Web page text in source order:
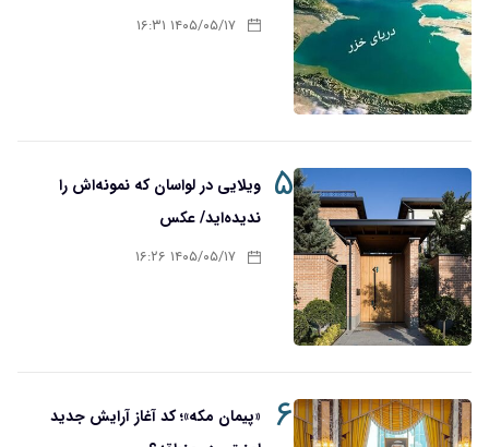
۱۴۰۵/۰۵/۱۷ ۱۶:۳۱
۵ ویلایی در لواسان که نمونه‌اش را
ندیده‌اید/ عکس
۱۴۰۵/۰۵/۱۷ ۱۶:۲۶
۶
«پیمان مکه»؛ کد آغاز آرایش جدید